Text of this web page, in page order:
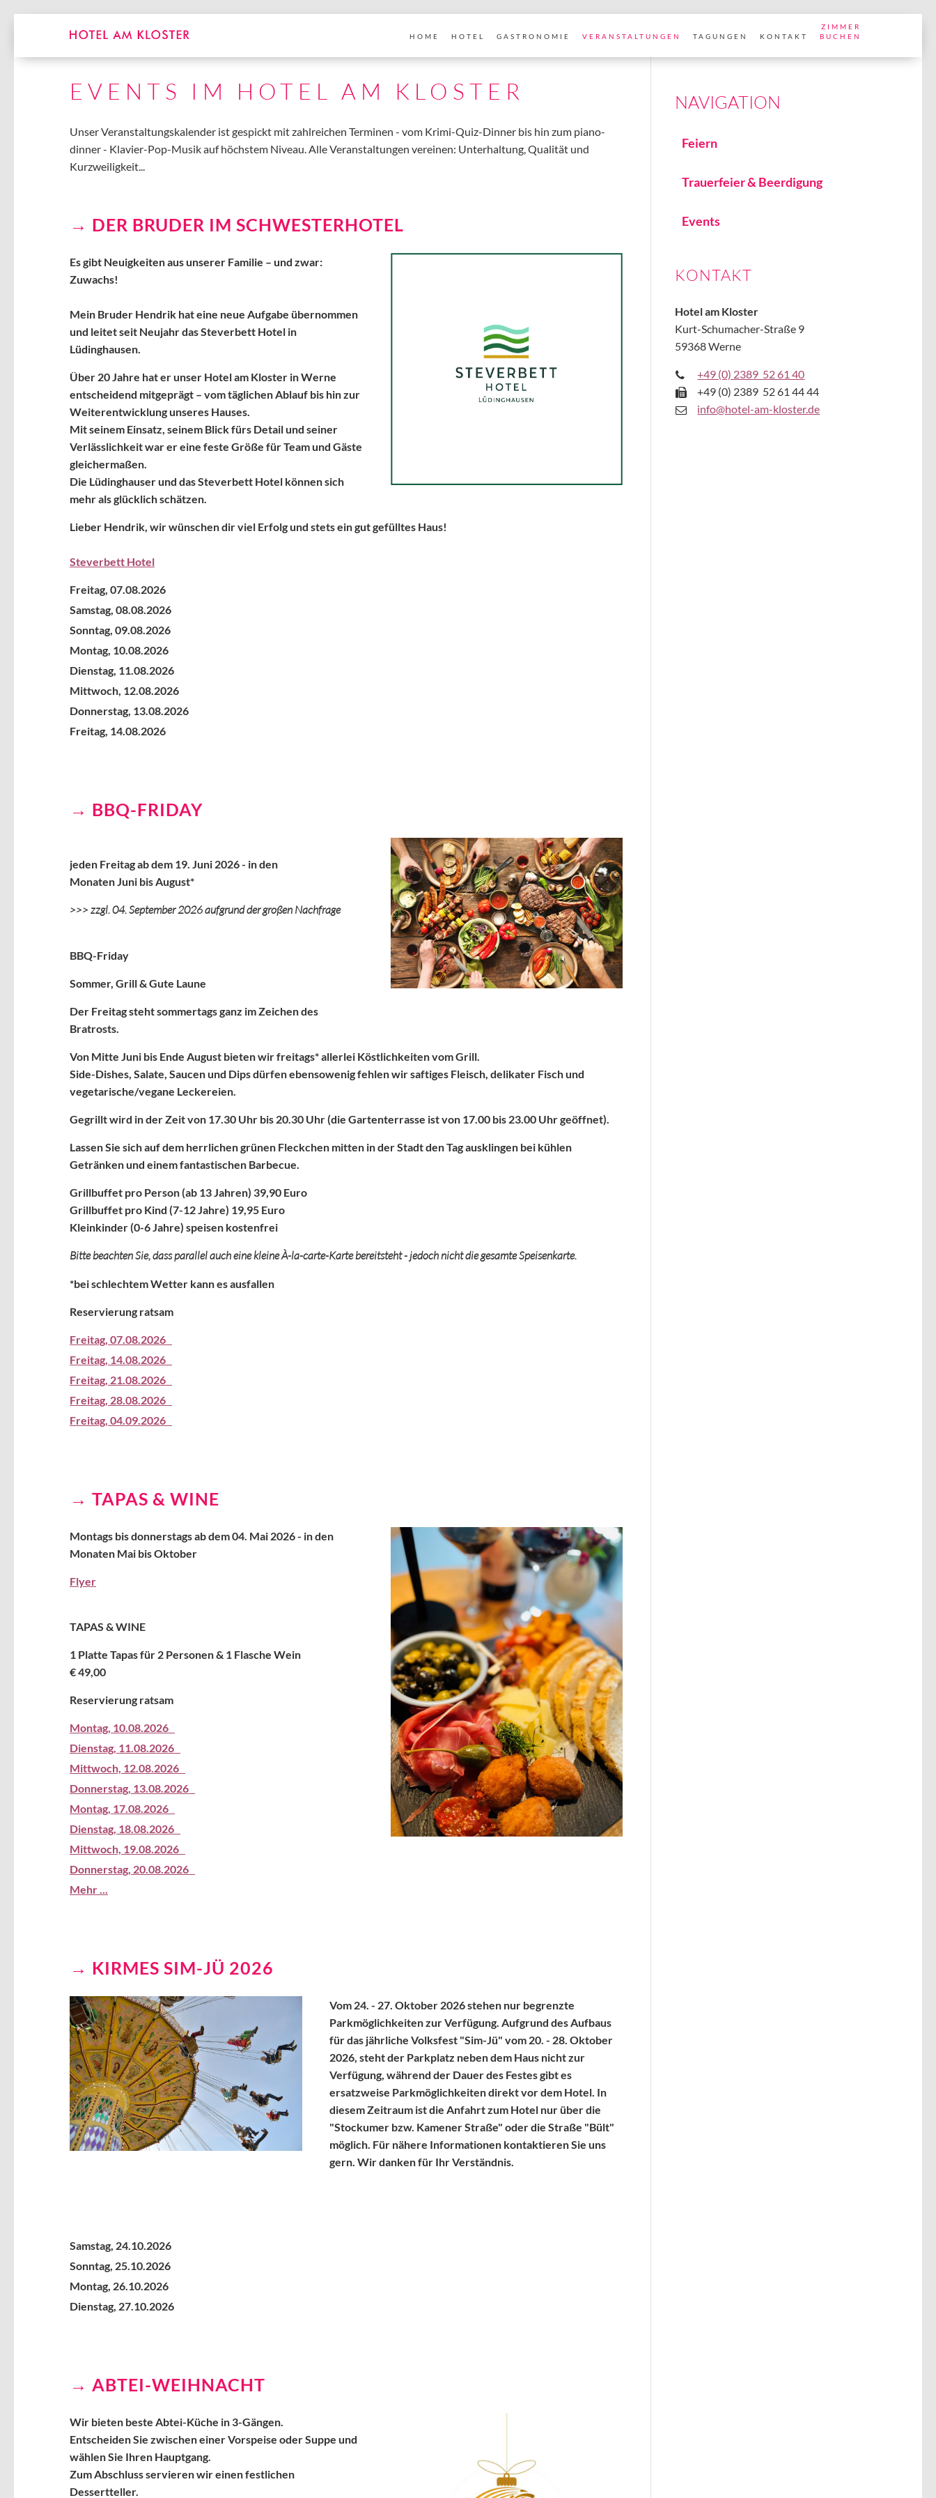
HOME HOTEL GASTRONOMIE VERANSTALTUNGEN TAGUNGEN KONTAKT
ZIMMER
BUCHEN
EVENTS IM HOTEL AM KLOSTER
Unser Veranstaltungskalender ist gespickt mit zahlreichen Terminen - vom Krimi-Quiz-Dinner bis hin zum piano-
dinner - Klavier-Pop-Musik auf höchstem Niveau. Alle Veranstaltungen vereinen: Unterhaltung, Qualität und
Kurzweiligkeit...
DER BRUDER IM SCHWESTERHOTEL
Es gibt Neuigkeiten aus unserer Familie – und zwar:
Zuwachs!
Mein Bruder Hendrik hat eine neue Aufgabe übernommen
und leitet seit Neujahr das Steverbett Hotel in
Lüdinghausen.
Über 20 Jahre hat er unser Hotel am Kloster in Werne
entscheidend mitgeprägt – vom täglichen Ablauf bis hin zur
Weiterentwicklung unseres Hauses.
Mit seinem Einsatz, seinem Blick fürs Detail und seiner
Verlässlichkeit war er eine feste Größe für Team und Gäste
gleichermaßen.
Die Lüdinghauser und das Steverbett Hotel können sich
mehr als glücklich schätzen.
Lieber Hendrik, wir wünschen dir viel Erfolg und stets ein gut gefülltes Haus!
Steverbett Hotel
Freitag, 07.08.2026
Samstag, 08.08.2026
Sonntag, 09.08.2026
Montag, 10.08.2026
Dienstag, 11.08.2026
Mittwoch, 12.08.2026
Donnerstag, 13.08.2026
Freitag, 14.08.2026
BBQ-FRIDAY
jeden Freitag ab dem 19. Juni 2026 - in den
Monaten Juni bis August*
>>> zzgl. 04. September 2026 aufgrund der großen Nachfrage
BBQ-Friday
Sommer, Grill & Gute Laune
Der Freitag steht sommertags ganz im Zeichen des
Bratrosts.
Von Mitte Juni bis Ende August bieten wir freitags* allerlei Köstlichkeiten vom Grill.
Side-Dishes, Salate, Saucen und Dips dürfen ebensowenig fehlen wir saftiges Fleisch, delikater Fisch und
vegetarische/vegane Leckereien.
Gegrillt wird in der Zeit von 17.30 Uhr bis 20.30 Uhr (die Gartenterrasse ist von 17.00 bis 23.00 Uhr geöffnet).
Lassen Sie sich auf dem herrlichen grünen Fleckchen mitten in der Stadt den Tag ausklingen bei kühlen
Getränken und einem fantastischen Barbecue.
Grillbuffet pro Person (ab 13 Jahren) 39,90 Euro
Grillbuffet pro Kind (7-12 Jahre) 19,95 Euro
Kleinkinder (0-6 Jahre) speisen kostenfrei
Bitte beachten Sie, dass parallel auch eine kleine À-la-carte-Karte bereitsteht - jedoch nicht die gesamte Speisenkarte.
*bei schlechtem Wetter kann es ausfallen
Reservierung ratsam
Freitag, 07.08.2026
Freitag, 14.08.2026
Freitag, 21.08.2026
Freitag, 28.08.2026
Freitag, 04.09.2026
TAPAS & WINE
Montags bis donnerstags ab dem 04. Mai 2026 - in den
Monaten Mai bis Oktober
Flyer
TAPAS & WINE
1 Platte Tapas für 2 Personen & 1 Flasche Wein
€ 49,00
Reservierung ratsam
Montag, 10.08.2026
Dienstag, 11.08.2026
Mittwoch, 12.08.2026
Donnerstag, 13.08.2026
Montag, 17.08.2026
Dienstag, 18.08.2026
Mittwoch, 19.08.2026
Donnerstag, 20.08.2026
Mehr ...
KIRMES SIM-JÜ 2026
Vom 24. - 27. Oktober 2026 stehen nur begrenzte
Parkmöglichkeiten zur Verfügung. Aufgrund des Aufbaus
für das jährliche Volksfest "Sim-Jü" vom 20. - 28. Oktober
2026, steht der Parkplatz neben dem Haus nicht zur
Verfügung, während der Dauer des Festes gibt es
ersatzweise Parkmöglichkeiten direkt vor dem Hotel. In
diesem Zeitraum ist die Anfahrt zum Hotel nur über die
"Stockumer bzw. Kamener Straße" oder die Straße "Bült"
möglich. Für nähere Informationen kontaktieren Sie uns
gern. Wir danken für Ihr Verständnis.
Samstag, 24.10.2026
Sonntag, 25.10.2026
Montag, 26.10.2026
Dienstag, 27.10.2026
ABTEI-WEIHNACHT
Wir bieten beste Abtei-Küche in 3-Gängen.
Entscheiden Sie zwischen einer Vorspeise oder Suppe und
wählen Sie Ihren Hauptgang.
Zum Abschluss servieren wir einen festlichen
Dessertteller.
Feiern
Trauerfeier & Beerdigung
Events
KONTAKT
Hotel am Kloster
Kurt-Schumacher-Straße 9
59368 Werne
+49 (0) 2389 52 61 40
+49 (0) 2389 52 61 44 44
info@hotel-am-kloster.de